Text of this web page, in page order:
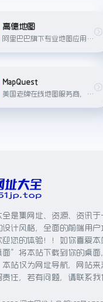
高德地图
阿里巴巴旗下专业地图应用，支持精准导航、实时路况、公交地铁查询、语音导航等功能。
MapQuest
美国老牌在线地图服务商，提供路线规划、实时交通情况、卫星影像及混合地图模式浏览等功能。
是集网址、资源、资讯于
设计风格，全面的前端用
迎您的体验！！如你喜爱
面”将本站下载到你的桌面
本站仅为网址导航，网站来
任，若有问题，请联系我